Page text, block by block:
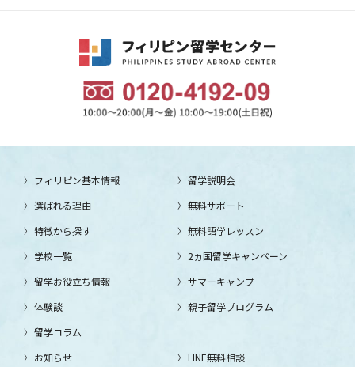
フィリピン基本情報
選ばれる理由
特徴から探す
学校一覧
留学お役立ち情報
体験談
留学コラム
留学説明会
無料サポート
無料語学レッスン
2ヵ国留学キャンペーン
サマーキャンプ
親子留学プログラム
お知らせ
LINE無料相談